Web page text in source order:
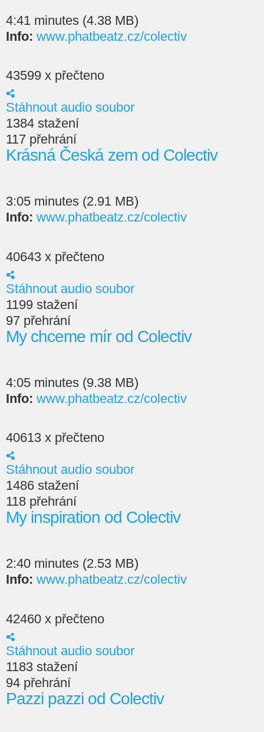
4:41 minutes (4.38 MB)
Info: www.phatbeatz.cz/colectiv
43599 x přečteno
Stáhnout audio soubor
1384 stažení
117 přehrání
Krásná Česká zem od Colectiv
3:05 minutes (2.91 MB)
Info: www.phatbeatz.cz/colectiv
40643 x přečteno
Stáhnout audio soubor
1199 stažení
97 přehrání
My chceme mír od Colectiv
4:05 minutes (9.38 MB)
Info: www.phatbeatz.cz/colectiv
40613 x přečteno
Stáhnout audio soubor
1486 stažení
118 přehrání
My inspiration od Colectiv
2:40 minutes (2.53 MB)
Info: www.phatbeatz.cz/colectiv
42460 x přečteno
Stáhnout audio soubor
1183 stažení
94 přehrání
Pazzi pazzi od Colectiv